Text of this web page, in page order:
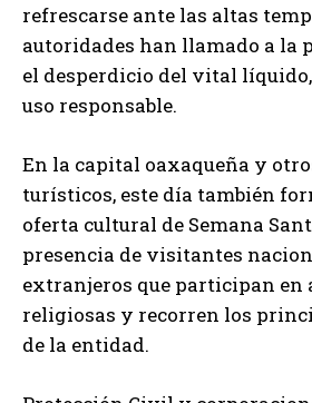
refrescarse ante las altas
autoridades han llamado a la
el desperdicio del vital
uso responsable.
En la capital oaxaqueña y
turísticos, este día también
oferta cultural de Semana
presencia de visitantes
extranjeros que participan en
religiosas y recorren los
de la entidad.